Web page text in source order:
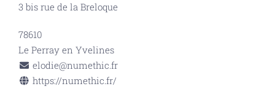
3 bis rue de la Breloque
78610
Le Perray en Yvelines
elodie@numethic.fr
https://numethic.fr/